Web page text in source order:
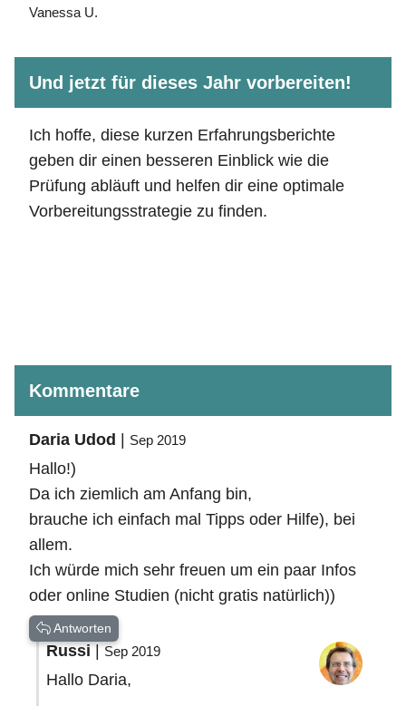
Vanessa U.
Und jetzt für dieses Jahr vorbereiten!
Ich hoffe, diese kurzen Erfahrungsberichte
geben dir einen besseren Einblick wie die
Prüfung abläuft und helfen dir eine optimale
Vorbereitungsstrategie zu finden.
Kommentare
Daria Udod Sep 2019
Hallo!)
Da ich ziemlich am Anfang bin,
brauche ich einfach mal Tipps oder Hilfe), bei
allem.
Ich würde mich sehr freuen um ein paar Infos
oder online Studien (nicht gratis natürlich))
Antworten
Russi|Sep 2019
Hallo Daria,